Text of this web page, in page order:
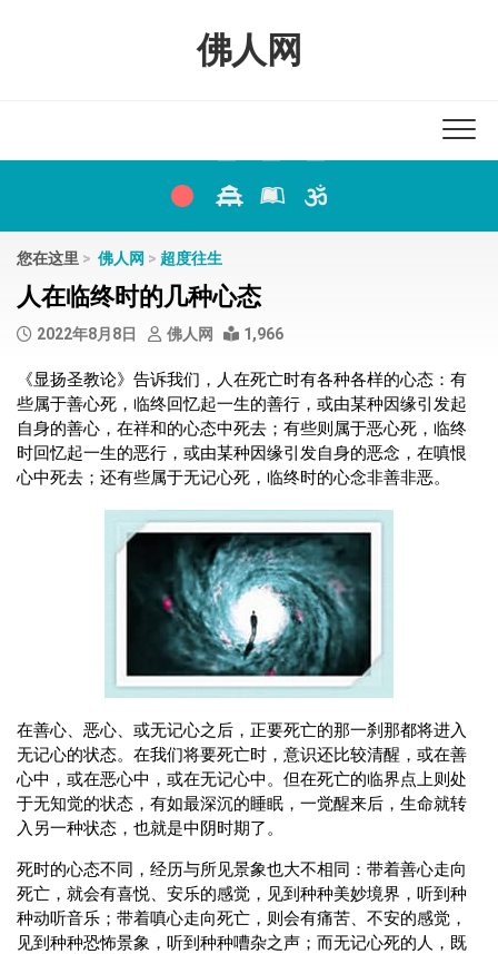
佛人网
您在这里 > 佛人网 > 超度往生
人在临终时的几种心态
2022年8月8日 佛人网 1,966
《显扬圣教论》告诉我们，人在死亡时有各种各样的心态：有
些属于善心死，临终回忆起一生的善行，或由某种因缘引发起
自身的善心，在祥和的心态中死去；有些则属于恶心死，临终
时回忆起一生的恶行，或由某种因缘引发自身的恶念，在嗔恨
心中死去；还有些属于无记心死，临终时的心念非善非恶。
在善心、恶心、或无记心之后，正要死亡的那一刹那都将进入
无记心的状态。在我们将要死亡时，意识还比较清醒，或在善
心中，或在恶心中，或在无记心中。但在死亡的临界点上则处
于无知觉的状态，有如最深沉的睡眠，一觉醒来后，生命就转
入另一种状态，也就是中阴时期了。
死时的心态不同，经历与所见景象也大不相同：带着善心走向
死亡，就会有喜悦、安乐的感觉，见到种种美妙境界，听到种
种动听音乐；带着嗔心走向死亡，则会有痛苦、不安的感觉，
见到种种恐怖景象，听到种种嘈杂之声；而无记心死的人，既